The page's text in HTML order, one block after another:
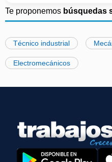
Te proponemos búsquedas
Técnico industrial
Electromecánicos